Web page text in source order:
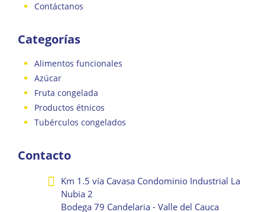
Contáctanos
Categorías
Alimentos funcionales
Azúcar
Fruta congelada
Productos étnicos
Tubérculos congelados
Contacto
Km 1.5 vía Cavasa Condominio Industrial La
Nubia 2
Bodega 79 Candelaria - Valle del Cauca